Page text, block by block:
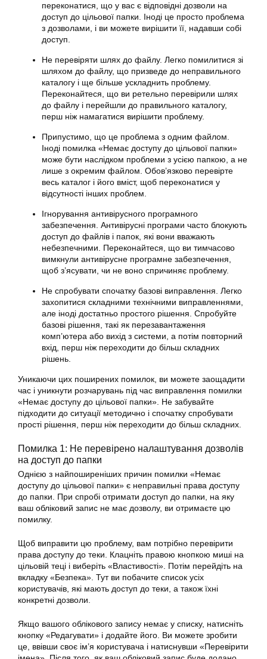
переконатися, що у вас є відповідні дозволи на
доступ до цільової папки. Іноді це просто проблема
з дозволами, і ви можете вирішити її, надавши собі
доступ.
Не перевіряти шлях до файлу. Легко помилитися зі
шляхом до файлу, що призведе до неправильного
каталогу і ще більше ускладнить проблему.
Переконайтеся, що ви ретельно перевірили шлях
до файлу і перейшли до правильного каталогу,
перш ніж намагатися вирішити проблему.
Припустимо, що це проблема з одним файлом.
Іноді помилка «Немає доступу до цільової папки»
може бути наслідком проблеми з усією папкою, а не
лише з окремим файлом. Обов’язково перевірте
весь каталог і його вміст, щоб переконатися у
відсутності інших проблем.
Ігнорування антивірусного програмного
забезпечення. Антивірусні програми часто блокують
доступ до файлів і папок, які вони вважають
небезпечними. Переконайтеся, що ви тимчасово
вимкнули антивірусне програмне забезпечення,
щоб з’ясувати, чи не воно спричиняє проблему.
Не спробувати спочатку базові виправлення. Легко
захопитися складними технічними виправленнями,
але іноді достатньо простого рішення. Спробуйте
базові рішення, такі як перезавантаження
комп’ютера або вихід з системи, а потім повторний
вхід, перш ніж переходити до більш складних
рішень.
Уникаючи цих поширених помилок, ви можете заощадити
час і уникнути розчарувань під час виправлення помилки
«Немає доступу до цільової папки». Не забувайте
підходити до ситуації методично і спочатку спробувати
прості рішення, перш ніж переходити до більш складних.
Помилка 1: Не перевірено налаштування дозволів
на доступ до папки
Однією з найпоширеніших причин помилки «Немає
доступу до цільової папки» є неправильні права доступу
до папки. При спробі отримати доступ до папки, на яку
ваш обліковий запис не має дозволу, ви отримаєте цю
помилку.
Щоб виправити цю проблему, вам потрібно перевірити
права доступу до теки. Клацніть правою кнопкою миші на
цільовій теці і виберіть «Властивості». Потім перейдіть на
вкладку «Безпека». Тут ви побачите список усіх
користувачів, які мають доступ до теки, а також їхні
конкретні дозволи.
Якщо вашого облікового запису немає у списку, натисніть
кнопку «Редагувати» і додайте його. Ви можете зробити
це, ввівши своє ім’я користувача і натиснувши «Перевірити